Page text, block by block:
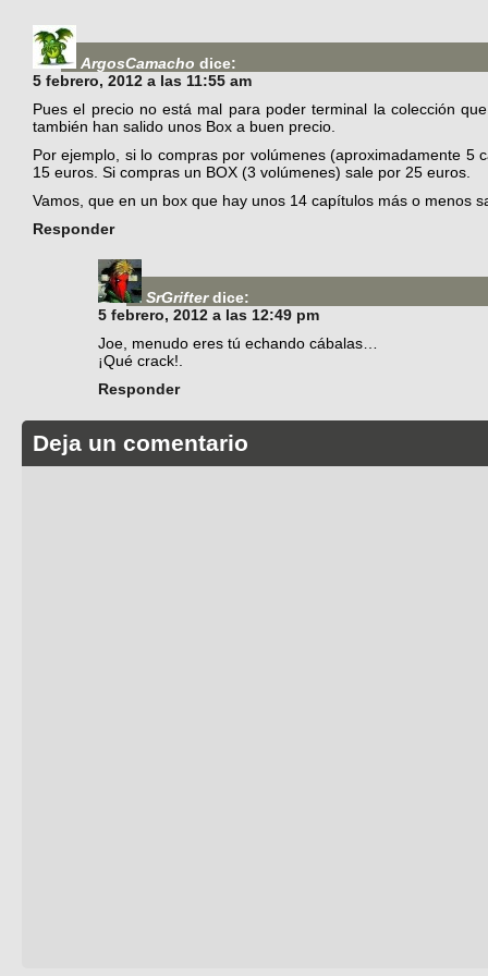
ArgosCamacho dice:
5 febrero, 2012 a las 11:55 am
Pues el precio no está mal para poder terminal la colección
también han salido unos Box a buen precio.
Por ejemplo, si lo compras por volúmenes (aproximadamente 5
15 euros. Si compras un BOX (3 volúmenes) sale por 25 euros.
Vamos, que en un box que hay unos 14 capítulos más o menos
Responder
SrGrifter dice:
5 febrero, 2012 a las 12:49 pm
Joe, menudo eres tú echando cábalas…
¡Qué crack!.
Responder
Deja un comentario